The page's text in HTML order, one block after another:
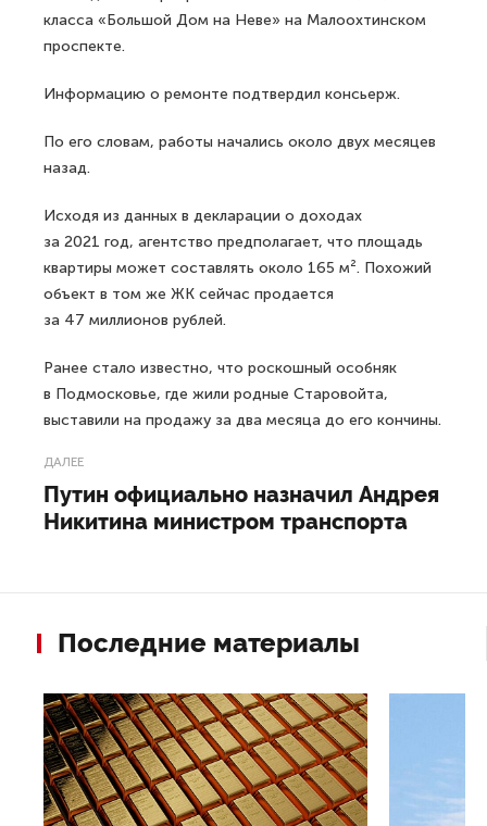
класса «Большой Дом на Неве» на Малоохтинском
проспекте.
Информацию о ремонте подтвердил консьерж.
По его словам, работы начались около двух месяцев
назад.
Исходя из данных в декларации о доходах
за 2021 год, агентство предполагает, что площадь
квартиры может составлять около 165 м². Похожий
объект в том же ЖК сейчас продается
за 47 миллионов рублей.
Ранее стало известно, что роскошный особняк
в Подмосковье, где жили родные Старовойта,
выставили на продажу за два месяца до его кончины.
ДАЛЕЕ
Путин официально назначил Андрея
Никитина министром транспорта
Последние материалы